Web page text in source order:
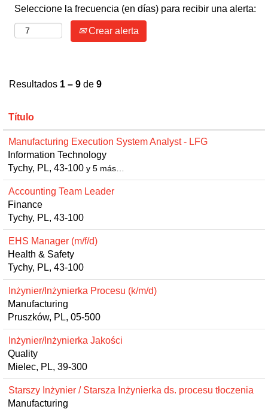
Seleccione la frecuencia (en días) para recibir una alerta:
Crear alerta
Resultados 1 – 9 de 9
Título
Manufacturing Execution System Analyst - LFG
Information Technology
Tychy, PL, 43-100 y 5 más…
Accounting Team Leader
Finance
Tychy, PL, 43-100
EHS Manager (m/f/d)
Health & Safety
Tychy, PL, 43-100
Inżynier/Inżynierka Procesu (k/m/d)
Manufacturing
Pruszków, PL, 05-500
Inżynier/Inżynierka Jakości
Quality
Mielec, PL, 39-300
Starszy Inżynier / Starsza Inżynierka ds. procesu tłoczenia
Manufacturing